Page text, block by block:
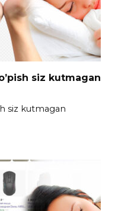
siz kutmagan
siz kutmagan